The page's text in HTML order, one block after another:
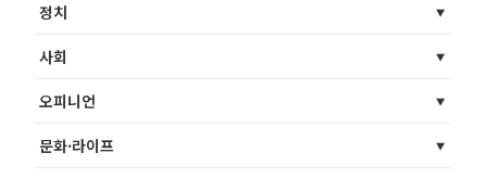
정치
사회
오피니언
문화·라이프